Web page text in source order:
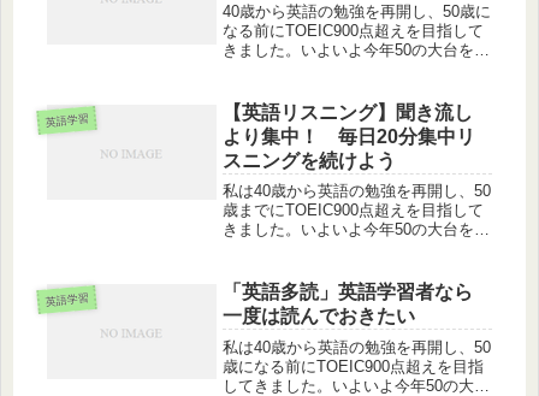
40歳から英語の勉強を再開し、50歳に
なる前にTOEIC900点超えを目指して
きました。いよいよ今年50の大台を迎
スピーキングはといえばネイティブの
ようにペラペラ話す目標...
英語学習
【英語リスニング】聞き流し
より集中！ 毎日20分集中リ
スニングを続けよう
私は40歳から英語の勉強を再開し、50
歳までにTOEIC900点超えを目指して
きました。いよいよ今年50の大台を迎
スピーキングはといえばペラペラ話す
目標にはほど遠い…この...
英語学習
「英語多読」英語学習者なら
一度は読んでおきたい
私は40歳から英語の勉強を再開し、50
歳になる前にTOEIC900点超えを目指
してきました。いよいよ今年50の大台